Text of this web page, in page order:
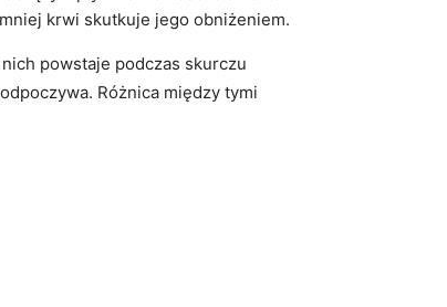
krwi skutkuje jego obniżeniem.
powstaje podczas skurczu
Różnica⁢ między ‌tymi